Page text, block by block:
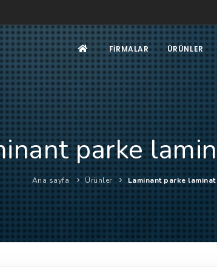
FIRMALAR ÜRÜNLER
parke
Ana sayfa Ürünler Laminant parke